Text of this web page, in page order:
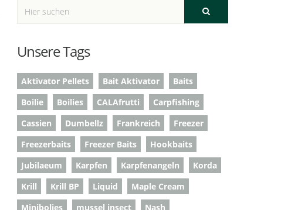
Unsere Tags
Aktivator Pellets Bait Aktivator
Baits
Boilie
Boilies CALAfrutti
Carpfishing
Cassien
Dumbellz Frankreich
Freezer
Freezerbaits
Freezer Baits
Hookbaits
Jubilaeum
Karpfen Karpfenangeln
Korda
Krill
Krill BP Liquid
Maple Cream
Minibolies
mussel insect
Nash